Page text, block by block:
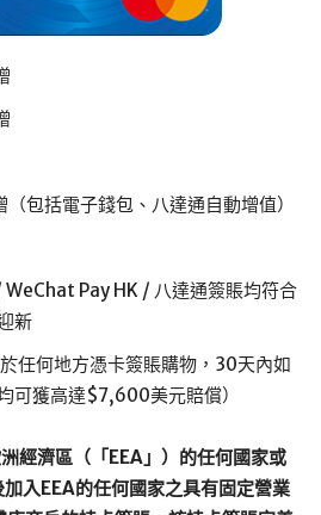
包括電子錢包、八達通自動增值）
Pay HK / 八達通簽賬均符合
新
任何地方憑卡簽賬購物，30天內如
可獲高達$7,600美元賠償）
經濟區（「EEA」）的任何國家或
入EEA的任何國家之具有固定營業